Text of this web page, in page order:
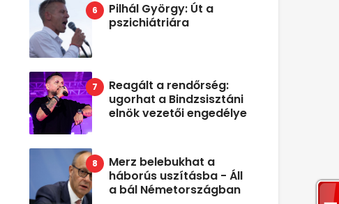
Pilhál György: Út a
pszichiátriára
Reagált a rendőrség:
ugorhat a Bindzsisztáni
elnök vezetői engedélye
Merz belebukhat a
háborús uszításba - Áll
a bál Németországban